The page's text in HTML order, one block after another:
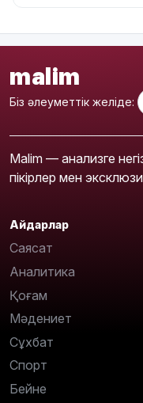
malim
Біз әлеуметтік желіде:
Malim — анализге
пікірлер мен
Айдарлар
Саясат
Аналитика
Қоғам
Мәдениет
Сұхбат
Спорт
Бейне